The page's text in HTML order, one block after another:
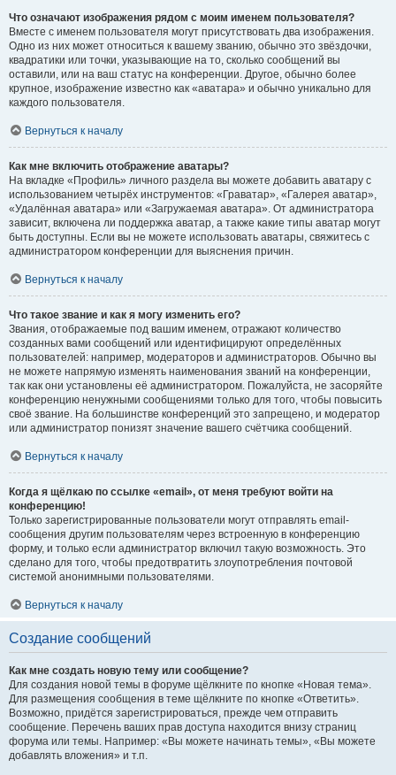
Что означают изображения рядом с моим именем пользователя?
Вместе с именем пользователя могут присутствовать два изображения.
Одно из них может относиться к вашему званию, обычно это звёздочки,
квадратики или точки, указывающие на то, сколько сообщений вы
оставили, или на ваш статус на конференции. Другое, обычно более
крупное, изображение известно как «аватара» и обычно уникально для
каждого пользователя.
Вернуться к началу
Как мне включить отображение аватары?
На вкладке «Профиль» личного раздела вы можете добавить аватару с
использованием четырёх инструментов: «Граватар», «Галерея аватар»,
«Удалённая аватара» или «Загружаемая аватара». От администратора
зависит, включена ли поддержка аватар, а также какие типы аватар могут
быть доступны. Если вы не можете использовать аватары, свяжитесь с
администратором конференции для выяснения причин.
Вернуться к началу
Что такое звание и как я могу изменить его?
Звания, отображаемые под вашим именем, отражают количество
созданных вами сообщений или идентифицируют определённых
пользователей: например, модераторов и администраторов. Обычно вы
не можете напрямую изменять наименования званий на конференции,
так как они установлены её администратором. Пожалуйста, не засоряйте
конференцию ненужными сообщениями только для того, чтобы повысить
своё звание. На большинстве конференций это запрещено, и модератор
или администратор понизят значение вашего счётчика сообщений.
Вернуться к началу
Когда я щёлкаю по ссылке «email», от меня требуют войти на
конференцию!
Только зарегистрированные пользователи могут отправлять email-
сообщения другим пользователям через встроенную в конференцию
форму, и только если администратор включил такую возможность. Это
сделано для того, чтобы предотвратить злоупотребления почтовой
системой анонимными пользователями.
Вернуться к началу
Создание сообщений
Как мне создать новую тему или сообщение?
Для создания новой темы в форуме щёлкните по кнопке «Новая тема».
Для размещения сообщения в теме щёлкните по кнопке «Ответить».
Возможно, придётся зарегистрироваться, прежде чем отправить
сообщение. Перечень ваших прав доступа находится внизу страниц
форума или темы. Например: «Вы можете начинать темы», «Вы можете
добавлять вложения» и т.п.